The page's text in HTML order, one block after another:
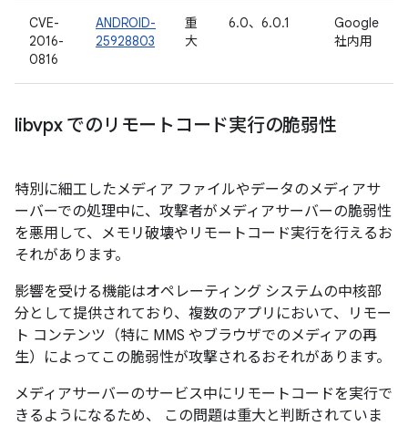
CVE-
2016-
0816
ANDROID-
25928803
重
大
6.0、6.0.1
Google
社内用
libvpx でのリモートコード実行の脆弱性
特別に細工したメディア ファイルやデータのメディアサ
ーバーでの処理中に、攻撃者がメディアサーバーの脆弱性
を悪用して、メモリ破壊やリモートコード実行を行えるお
それがあります。
影響を受ける機能はオペレーティング システムの中核部
分として提供されており、複数のアプリにおいて、リモー
ト コンテンツ（特に MMS やブラウザでのメディアの再
生）によってこの脆弱性が攻撃されるおそれがあります。
メディアサーバーのサービス中にリモートコードを実行で
きるようになるため、 この問題は重大と判断されていま